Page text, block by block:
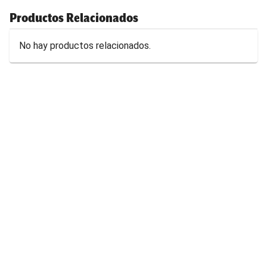
Productos Relacionados
No hay productos relacionados.